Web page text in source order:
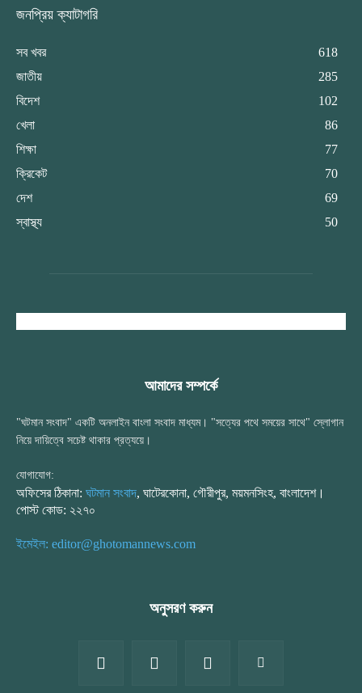
জনপ্রিয় ক্যাটাগরি
সব খবর
618
জাতীয়
285
বিদেশ
102
খেলা
86
শিক্ষা
77
ক্রিকেট
70
দেশ
69
স্বাস্থ্য
50
আমাদের সম্পর্কে
"ঘটমান সংবাদ" একটি অনলাইন বাংলা সংবাদ মাধ্যম। "সত্যের পথে সময়ের সাথে" স্লোগান
নিয়ে দায়িত্বে সচেষ্ট থাকার প্রত্যয়ে।
যোগাযোগ:
অফিসের ঠিকানা: ঘটমান সংবাদ, ঘাটেরকোনা, গৌরীপুর, ময়মনসিংহ, বাংলাদেশ।
পোস্ট কোড: ২২৭০
ইমেইল: editor@ghotomannews.com
অনুসরণ করুন